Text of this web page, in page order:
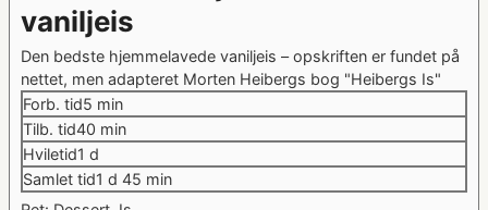
vaniljeis
Den bedste hjemmelavede vaniljeis – opskriften er fundet på
nettet, men adapteret Morten Heibergs bog "Heibergs Is"
Forb. tid5 minutter
min
Tilb. tid40 minutter
min
Hviletid1 dag
d
Samlet tid1 dag
d 45 minutter
min